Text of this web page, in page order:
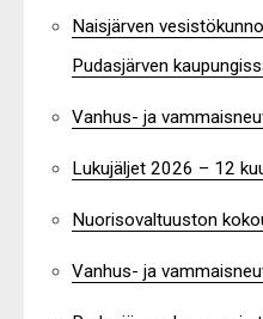
Naisjärven
Pudasjärven
Vanhus- ja
Lukujäljet 2026 – 12
Nuorisovaltuuston
Vanhus- ja